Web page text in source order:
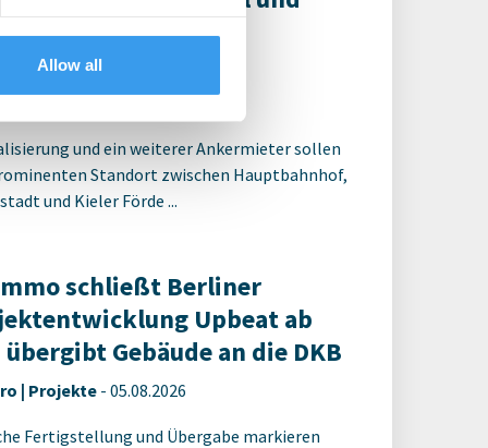
Allow all
umfassende
und ein weiterer Ankermieter sollen
Standort zwischen Hauptbahnhof,
und Kieler Förde ...
schließt Berliner
Upbeat ab
Gebäude an die DKB
| Projekte - 05.08.2026
Fertigstellung und Übergabe markieren